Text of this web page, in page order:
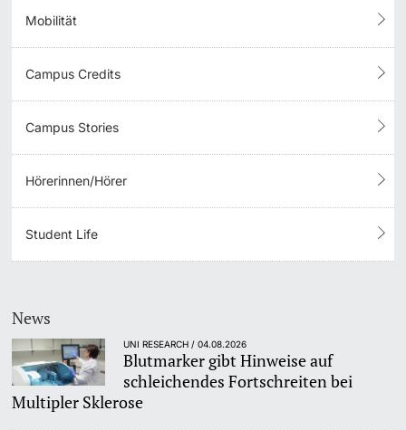
Mobilität
Campus Credits
Campus Stories
Hörerinnen/Hörer
Student Life
News
UNI RESEARCH / 04.08.2026
Blutmarker gibt Hinweise auf
schleichendes Fortschreiten bei
Multipler Sklerose